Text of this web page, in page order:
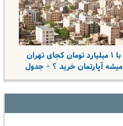
با ۱ میلیارد تومان کجای تهران
میشه آپارتمان خرید ؟ + جدول